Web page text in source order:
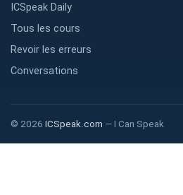
ICSpeak Daily
Tous les cours
Revoir les erreurs
Conversations
© 2026 ICSpeak.com — I Can Speak